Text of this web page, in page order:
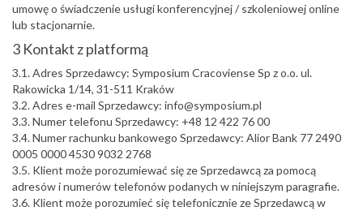
umowę o świadczenie usługi konferencyjnej / szkoleniowej online
lub stacjonarnie.
3 Kontakt z platformą
3.1. Adres Sprzedawcy: Symposium Cracoviense Sp z o.o. ul.
Rakowicka 1/14, 31-511 Kraków
3.2. Adres e-mail Sprzedawcy: info@symposium.pl
3.3. Numer telefonu Sprzedawcy: +48 12 422 76 00
3.4. Numer rachunku bankowego Sprzedawcy: Alior Bank 77 2490
0005 0000 4530 9032 2768
3.5. Klient może porozumiewać się ze Sprzedawcą za pomocą
adresów i numerów telefonów podanych w niniejszym paragrafie.
3.6. Klient może porozumieć się telefonicznie ze Sprzedawcą w